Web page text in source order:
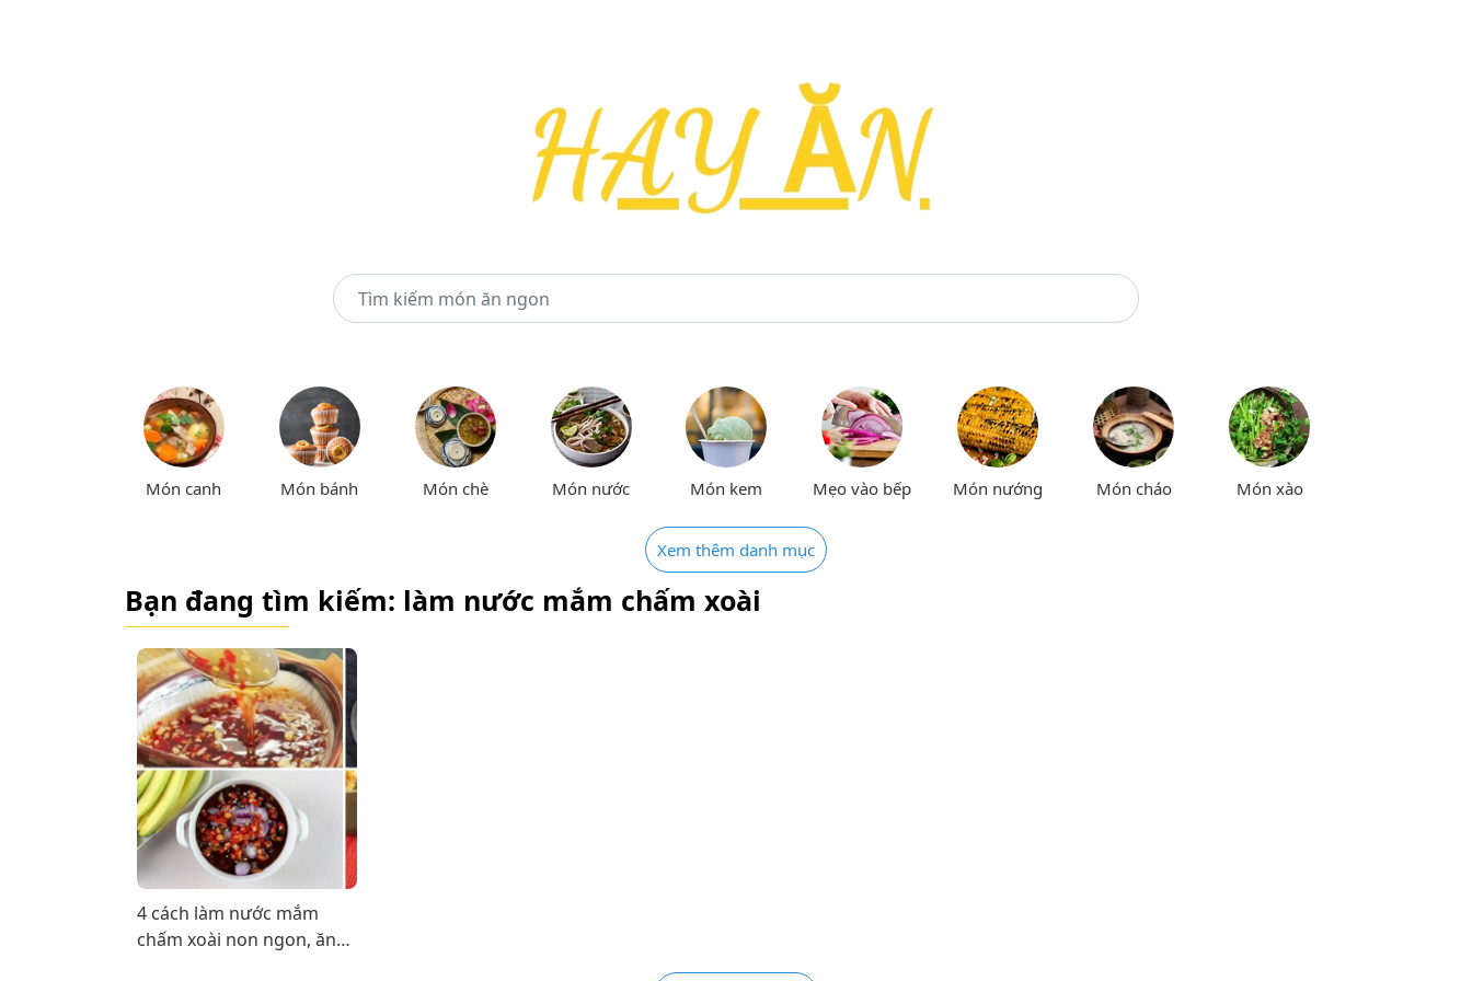
Món canh Món bánh Món chè Món nước Món kem Mẹo vào bếp Món nướng Món cháo Món xào
Xem thêm danh mục
Bạn đang tìm kiếm: làm nước mắm chấm xoài
4 cách làm nước mắm
chấm xoài non ngon, ăn